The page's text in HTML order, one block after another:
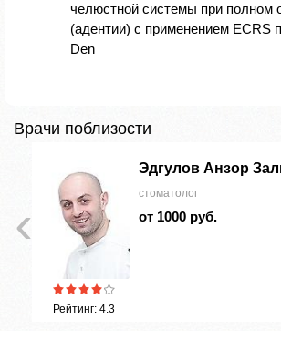
челюстной системы при полном
(адентии) с применением ECRS
Den
Врачи поблизости
‹
Рейтинг: 4.3
Эдгулов Анзор
стоматолог
от 1000 руб.